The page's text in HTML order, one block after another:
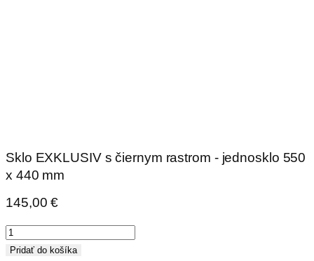
Sklo EXKLUSIV s čiernym rastrom - jednosklo 550
x 440 mm
145,00€
množstvo
Sklo
Pridať do košíka